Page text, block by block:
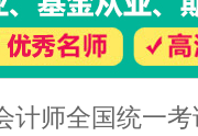
计师全国统一